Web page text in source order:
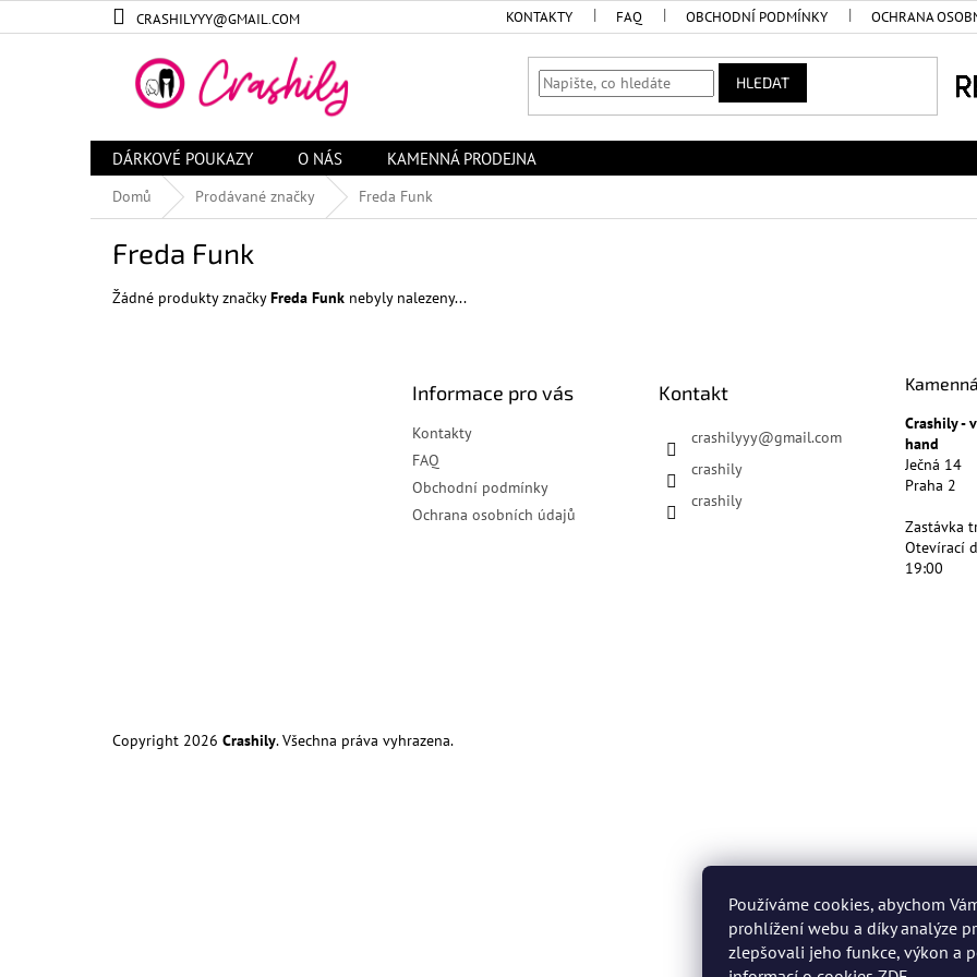
Používáme cookies, abychom
prohlížení webu a díky analýze
zlepšovali jeho funkce, výkon a
na
CRASHILYYY@GMAIL.COM KONTAKTY FAQ OBCHODNÍ PODMÍNKY OCHRANA
HLEDAT
DÁRKOVÉ POUKAZY O NÁS KAMENNÁ PRODEJNA
Domů Prodávané značky Freda Funk
Freda Funk
Žádné produkty značkyFreda Funk nebyly nalezeny...
Informace pro vás
Kontakty
FAQ
Obchodní podmínky
Ochrana osobních údajů
Kontakt
crashilyyy@gmail.com
crashily
crashily
Crashily -
hand
Ječná 14
Praha 2
Zastávka
Otevírací
19:00
Copyright 2026 Crashily. Všechna práva vyhrazena.